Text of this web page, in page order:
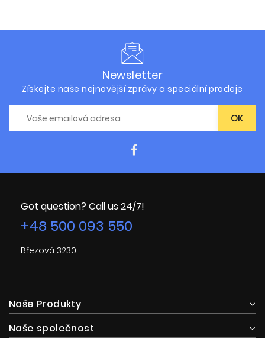
Newsletter
Získejte naše nejnovější zprávy a speciální prodeje
Got question? Call us 24/7!
+48 500 093 550
Březová 3230
Naše Produkty
Naše společnost